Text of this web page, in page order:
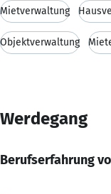
Mietverwaltung
Objektverwaltung
Werdegang
Berufserfahrung